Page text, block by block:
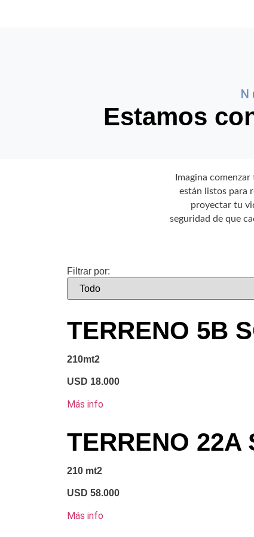
Estamos
Imagina
están listos para
proyectar tu
seguridad de que
Filtrar por:
TERRENO 5B
210mt2
USD 18.000
Más info
TERRENO 22A
210 mt2
USD 58.000
Más info